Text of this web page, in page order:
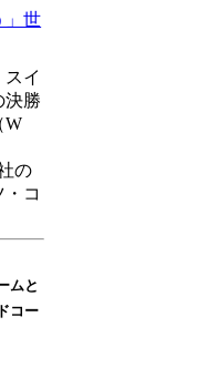
」世
イ
決勝
W
の
コ
ムと
コー